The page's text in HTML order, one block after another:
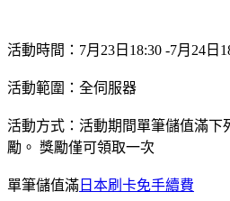
活動時間：7月23日18:30 -7月24日
活動範圍：全伺服器
活動方式：活動期間單筆儲值滿下
勵。 獎勵僅可領取一次
單筆儲值滿 日本刷卡免手續費